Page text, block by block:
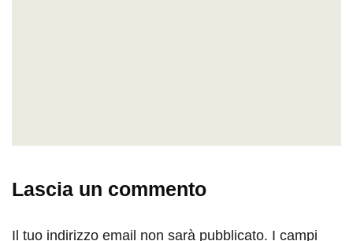
Lascia un commento
Il tuo indirizzo email non sarà pubblicato. I campi